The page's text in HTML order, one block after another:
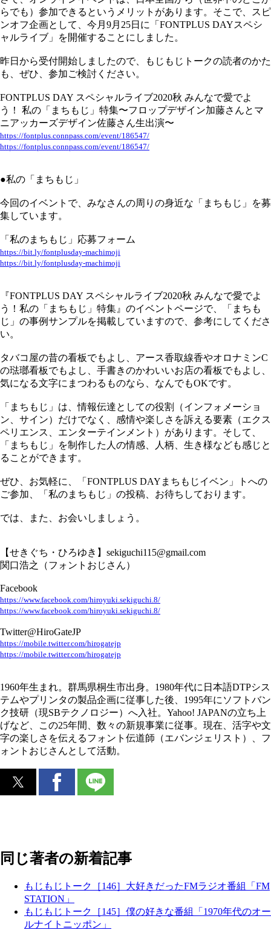
らでも）参加できるというメリットがあります。そこで、スピ
ンオフ企画として、今月9月25日に「FONTPLUS DAYスペシ
ャルライブ」を開催することにしました。
昨日から受付開始しましたので、もじもじトークの読者のかた
も、ぜひ、参加ご検討ください。
FONTPLUS DAY スペシャルライブ2020秋 みんなで愛でよ
う！ 私の「まちもじ」特集〜フロップデザイン加藤さんとマ
ニアッカーズデザイン佐藤さん生出演〜
https://fontplus.connpass.com/event/186547/
https://fontplus.connpass.com/event/186547/
●私の「まちもじ」
今回のイベントで、みなさんの周りの身近な「まちもじ」を募
集しています。
「私のまちもじ」応募フォーム
https://bit.ly/fontplusday-machimoji
https://bit.ly/fontplusday-machimoji
『FONTPLUS DAY スペシャルライブ2020秋 みんなで愛でよ
う！私の「まちもじ」特集』のイベントページで、「まちも
じ」の事例サンプルを掲載していますので、参考にしてくださ
い。
タバコ屋の昔の看板でもよし、アース香取線香やオロナミンC
の琺瑯看板でもよし、手書きのかわいいお店の看板でもよし、
気になる文字にまつわるものなら、なんでもOKです。
「まちもじ」は、情報伝達としての役割（インフォメーショ
ン、サイン）だけでなく、感情や楽しさを訴える要素（エクス
ペリエンス、エンターテインメント）があります。そして、
「まちもじ」を制作した人の情感、人柄、生き様なども感じと
ることができます。
ぜひ、お気軽に、「FONTPLUS DAYまちもじイベン」トへの
ご参加、「私のまちもじ」の投稿、お待ちしております。
では、また、お会いしましょう。
【せきぐち・ひろゆき】sekiguchi115@gmail.com
関口浩之（フォントおじさん）
Facebook
https://www.facebook.com/hiroyuki.sekiguchi.8/
https://www.facebook.com/hiroyuki.sekiguchi.8/
Twitter@HiroGateJP
https://mobile.twitter.com/hirogatejp
https://mobile.twitter.com/hirogatejp
1960年生まれ。群馬県桐生市出身。1980年代に日本語DTPシス
テムやプリンタの製品企画に従事した後、1995年にソフトバン
ク技研（現SBテクノロジー）へ入社。Yahoo! JAPANの立ち上
げなど、この25年間、数々の新規事業に従事。現在、活字や文
字の楽しさを伝えるフォント伝道師（エバンジェリスト）、フ
ォントおじさんとして活動。
同じ著者の新着記事
もじもじトーク［146］大好きだったFMラジオ番組「FM
STATION」
もじもじトーク［145］僕の好きな番組「1970年代のオー
ルナイトニッポン」